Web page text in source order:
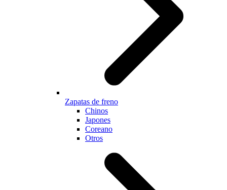
Zapatas de freno
Chinos
Japones
Coreano
Otros